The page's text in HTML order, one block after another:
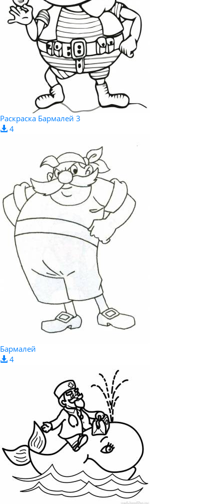
Раскраска Бармалей 3
4
Бармалей
4